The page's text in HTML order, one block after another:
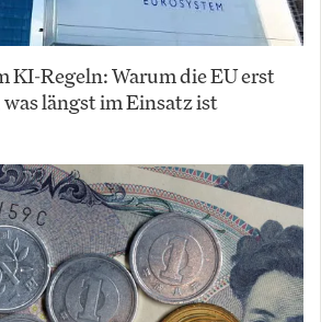
KI-Regeln: Warum die EU erst
längst im Einsatz ist